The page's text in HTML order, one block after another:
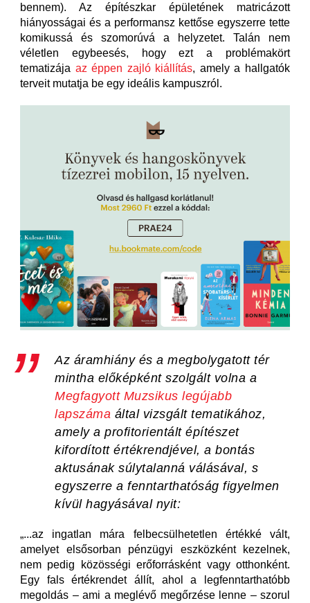
bennem). Az építészkar épületének matricázott
hiányosságai és a performansz kettőse egyszerre tette
komikussá és szomorúvá a helyzetet. Talán nem
véletlen egybeesés, hogy ezt a problémakört
tematizája az éppen zajló kiállítás, amely a hallgatók
terveit mutatja be egy ideális kampuszról.
Az áramhiány és a megbolygatott tér
mintha előképként szolgált volna a
Megfagyott Muzsikus legújabb
lapszáma által vizsgált tematikához,
amely a profitorientált építészet
kifordított értékrendjével, a bontás
aktusának súlytalanná válásával, s
egyszerre a fenntarthatóság figyelmen
kívül hagyásával nyit:
„...az ingatlan mára felbecsül­hetetlen értékké vált,
amelyet elsősorban pénzügyi eszközként kezelnek,
nem pedig közösségi erőforrásként vagy otthonként.
Egy fals értékrendet állít, ahol a legfenntarthatóbb
megoldás – ami a meglévő megőrzése lenne – szorul